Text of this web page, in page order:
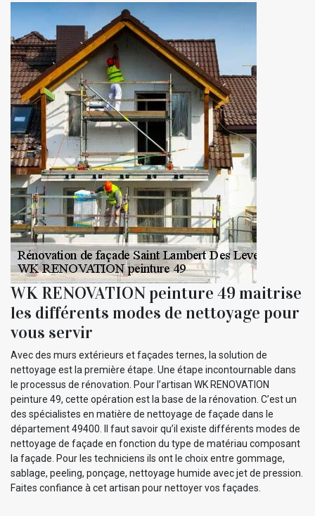
WK RENOVATION peinture 49 maitrise
les différents modes de nettoyage pour
vous servir
Avec des murs extérieurs et façades ternes, la solution de
nettoyage est la première étape. Une étape incontournable dans
le processus de rénovation. Pour l’artisan WK RENOVATION
peinture 49, cette opération est la base de la rénovation. C’est un
des spécialistes en matière de nettoyage de façade dans le
département 49400. Il faut savoir qu’il existe différents modes de
nettoyage de façade en fonction du type de matériau composant
la façade. Pour les techniciens ils ont le choix entre gommage,
sablage, peeling, ponçage, nettoyage humide avec jet de pression.
Faites confiance à cet artisan pour nettoyer vos façades.